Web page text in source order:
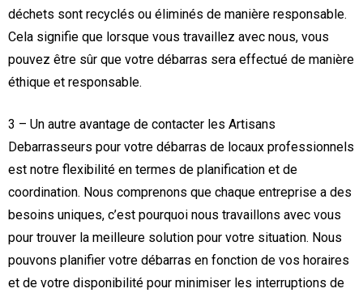
déchets sont recyclés ou éliminés de manière responsable.
Cela signifie que lorsque vous travaillez avec nous, vous
pouvez être sûr que votre débarras sera effectué de manière
éthique et responsable.
3 – Un autre avantage de contacter les Artisans
Debarrasseurs pour votre débarras de locaux professionnels
est notre flexibilité en termes de planification et de
coordination. Nous comprenons que chaque entreprise a des
besoins uniques, c’est pourquoi nous travaillons avec vous
pour trouver la meilleure solution pour votre situation. Nous
pouvons planifier votre débarras en fonction de vos horaires
et de votre disponibilité pour minimiser les interruptions de